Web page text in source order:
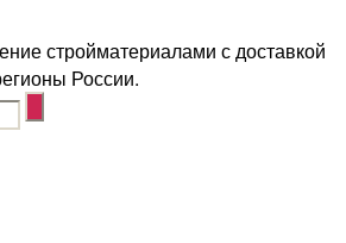
стройматериалами с доставкой
России.